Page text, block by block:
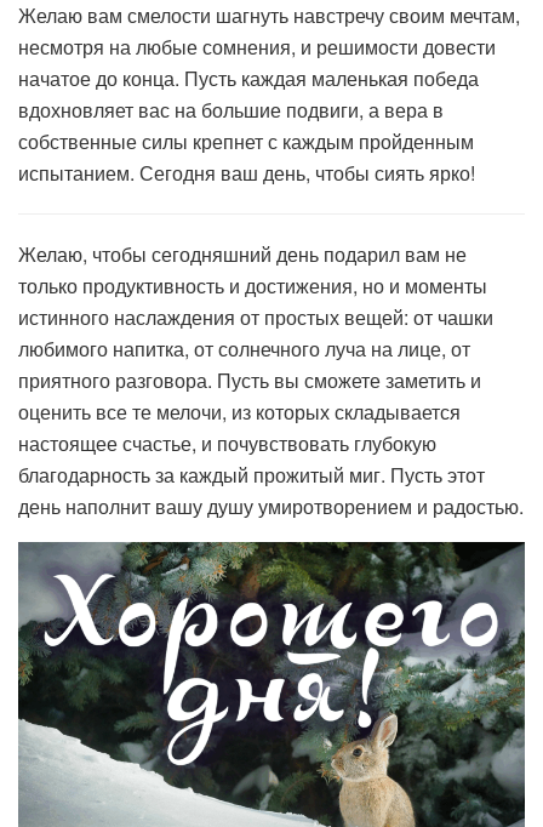
Желаю вам смелости шагнуть навстречу своим мечтам,
несмотря на любые сомнения, и решимости довести
начатое до конца. Пусть каждая маленькая победа
вдохновляет вас на большие подвиги, а вера в
собственные силы крепнет с каждым пройденным
испытанием. Сегодня ваш день, чтобы сиять ярко!
Желаю, чтобы сегодняшний день подарил вам не
только продуктивность и достижения, но и моменты
истинного наслаждения от простых вещей: от чашки
любимого напитка, от солнечного луча на лице, от
приятного разговора. Пусть вы сможете заметить и
оценить все те мелочи, из которых складывается
настоящее счастье, и почувствовать глубокую
благодарность за каждый прожитый миг. Пусть этот
день наполнит вашу душу умиротворением и радостью.